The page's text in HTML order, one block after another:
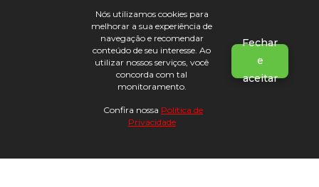
Nós utilizamos cookies para
melhorar a sua experiência de
navegação e recomendar
conteúdo de seu interesse. Ao
utilizar nossos serviços, você
concorda com tal
monitoramento.
Confira nossa Política de
Privacidade
Fechar
e
aceitar
Ogunjá - CNPJ: 31.533.699/0001-89 © | Todos os